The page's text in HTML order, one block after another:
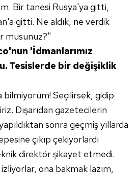
Bir tanesi Rusya'ya gitti,
gitti. Ne aldık, ne verdik
musunuz?"
'İdmanlarımız
Tesislerde bir değişiklik
bilmiyorum! Seçilirsek, gidip
Dışarıdan gazetecilerin
sonra geçmiş yıllarda
çıkıp çekiyorlardı
direktör şikayet etmedi.
izliyorlar, ona bakmak lazım,